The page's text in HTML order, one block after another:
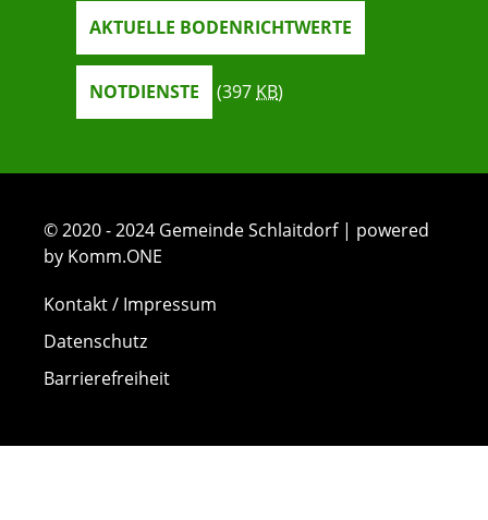
AKTUELLE BODENRICHTWERTE
NOTDIENSTE (397 KB)
© 2020 - 2024 Gemeinde Schlaitdorf | powered
by Komm.ONE
Kontakt / Impressum
Datenschutz
Barrierefreiheit